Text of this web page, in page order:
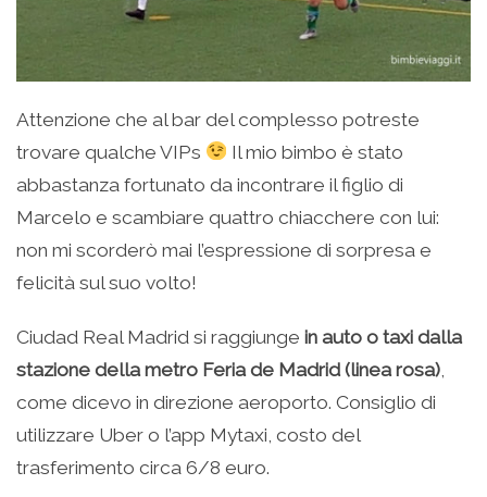
Attenzione che al bar del complesso potreste
trovare qualche VIPs
Il mio bimbo è stato
abbastanza fortunato da incontrare il figlio di
Marcelo e scambiare quattro chiacchere con lui:
non mi scorderò mai l’espressione di sorpresa e
felicità sul suo volto!
Ciudad Real Madrid si raggiunge in auto o taxi dalla
stazione della metro Feria de Madrid (linea rosa)
come dicevo in direzione aeroporto. Consiglio di
utilizzare Uber o l’app Mytaxi, costo del
trasferimento circa 6/8 euro.